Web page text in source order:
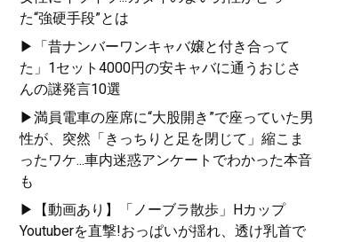
た“強硬手段”とは
▶「昔ナンバーワンキャバ嬢と付き合って
た」1セット4000円の安キャバに通うおじさ
んの謎発言10選
▶満員電車の座席に“大股開き”で座っていた男
性が、突然「きっちりと足を閉じて」縮こま
ったワケ...車内迷惑アンケートでわかった本音
も
▶【動画あり】「ノーブラ散歩」Hカップ
Youtuberを直撃!おっぱいが揺れ、透け乳首で